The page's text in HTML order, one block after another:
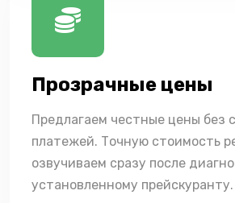
Прозрачные цены
Предлагаем честные цены без
платежей. Точную стоимость
озвучиваем сразу после
установленному прейскуранту.